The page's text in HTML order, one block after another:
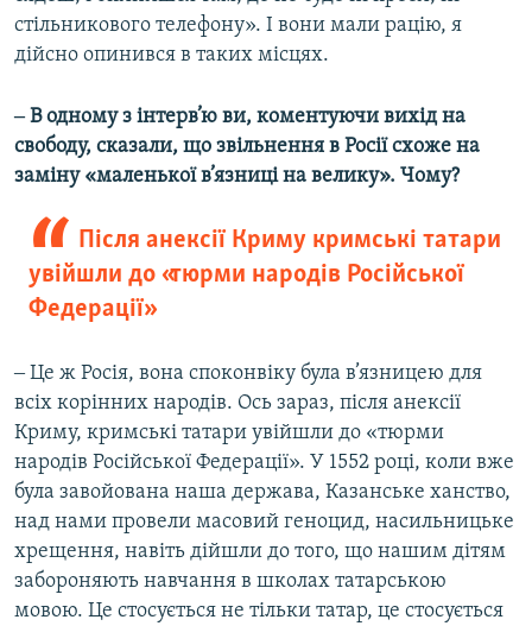
стільникового телефону». І вони мали рацію, я
дійсно опинився в таких місцях.
‒ В одному з інтерв’ю ви, коментуючи вихід на
свободу, сказали, що звільнення в Росії схоже на
заміну «маленької в’язниці на велику». Чому?
Після анексії Криму кримські татари
увійшли до «тюрми народів Російської
Федерації»
‒ Це ж Росія, вона споконвіку була в’язницею для
всіх корінних народів. Ось зараз, після анексії
Криму, кримські татари увійшли до «тюрми
народів Російської Федерації». У 1552 році, коли вже
була завойована наша держава, Казанське ханство,
над нами провели масовий геноцид, насильницьке
хрещення, навіть дійшли до того, що нашим дітям
забороняють навчання в школах татарською
мовою. Це стосується не тільки татар, це стосується